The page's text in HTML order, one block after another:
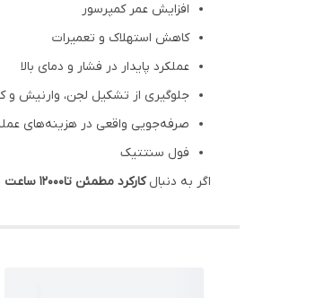
افزایش عمر کمپرسور
کاهش استهلاک و تعمیرات
عملکرد پایدار در فشار و دمای بالا
جلوگیری از تشکیل لجن، وارنیش و
صرفه‌جویی واقعی در هزینه‌های
فول سنتتیک
اگر به دنبالکارکرد مطمئن تا12000 ساعت